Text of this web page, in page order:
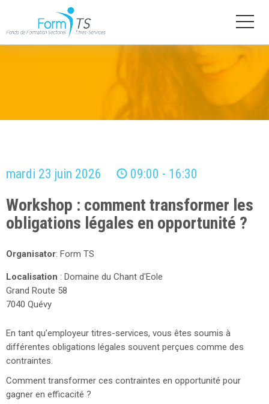
Aller
mardi 23 juin 2026 09:00 - 16:30
Workshop : comment transformer les
obligations légales en opportunité ?
Organisator: Form TS
Localisation : Domaine du Chant d'Eole
Grand Route 58
7040 Quévy
En tant qu’employeur titres-services, vous êtes soumis à
différentes obligations légales souvent perçues comme des
contraintes.
Comment transformer ces contraintes en opportunité pour
gagner en efficacité ?